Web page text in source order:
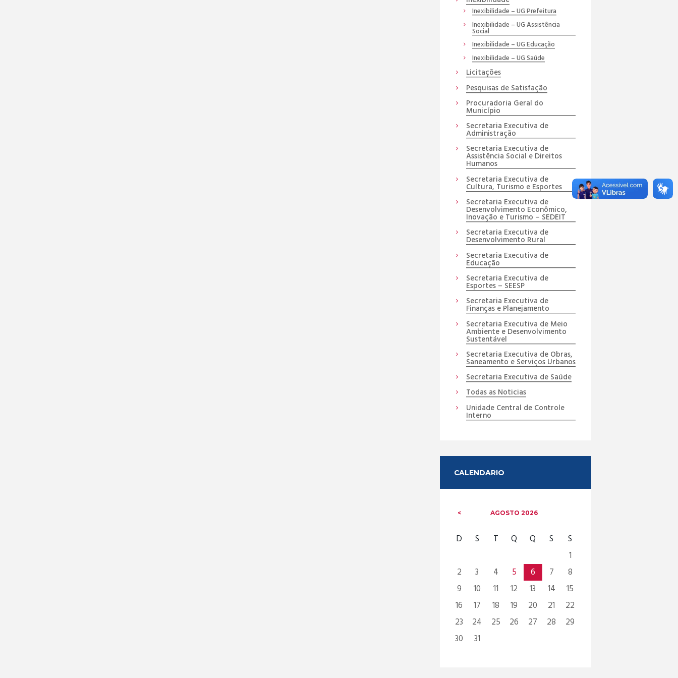
Inexibilidade – UG Prefeitura
Inexibilidade – UG Assistência
Social
Inexibilidade – UG Educação
Inexibilidade – UG Saúde
Licitações
Pesquisas de Satisfação
Procuradoria Geral do
Município
Secretaria Executiva de
Administração
Secretaria Executiva de
Assistência Social e Direitos
Humanos
Secretaria Executiva de
Cultura, Turismo e Esportes
Secretaria Executiva de
Desenvolvimento Econômico,
Inovação e Turismo – SEDEIT
Secretaria Executiva de
Desenvolvimento Rural
Secretaria Executiva de
Educação
Secretaria Executiva de
Esportes – SEESP
Secretaria Executiva de
Finanças e Planejamento
Secretaria Executiva de Meio
Ambiente e Desenvolvimento
Sustentável
Secretaria Executiva de Obras,
Saneamento e Serviços Urbanos
Secretaria Executiva de Saúde
Todas as Noticias
Unidade Central de Controle
Interno
CALENDARIO
AGOSTO2026
D S T Q Q S
S
1
2
3 4 5 6 7
8
9
10 11 12 13 14
15
16
17 18 19 20 21
22
23
24 25 26 27 28
29
30
31